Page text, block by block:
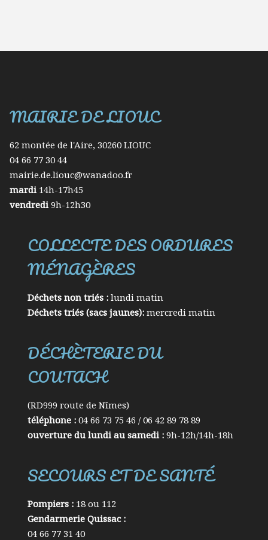
MAIRIE DE LIOUC
62 montée de l'Aire, 30260 LIOUC
04 66 77 30 44
mairie.de.liouc@wanadoo.fr
mardi14h-17h45
vendredi9h-12h30
COLLECTE DES ORDURES
MÉNAGÈRES
Déchets non triés :lundi matin
Déchets triés (sacs jaunes):mercredi matin
DÉCHÈTERIE DU
COUTACH
(RD999 route de Nîmes)
téléphone :04 66 73 75 46 / 06 42 89 78 89
ouverture du lundi au samedi :9h-12h/14h-18h
SECOURS ET DE SANTÉ
Pompiers :18 ou 112
Gendarmerie Quissac :
04 66 77 31 40